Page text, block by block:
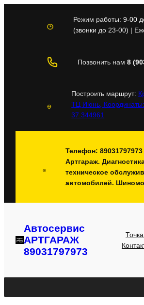
содержимому
Режим работы: 9-00
(звонки до 23-00) |
Позвонить нам 8
Построить маршрут:
ТЦ Июнь,
37.344961
Телефон:
Артгараж.
техническое
автомобилей.
Автосервис
АРТГАРАЖ
89031797973